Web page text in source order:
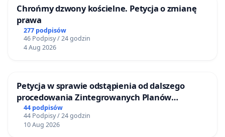
Chrońmy dzwony kościelne. Petycja o zmianę
prawa
277 podpisów
46 Podpisy / 24 godzin
4 Aug 2026
Petycja w sprawie odstąpienia od dalszego
procedowania Zintegrowanych Planów
Inwestycyjnych „Myślenice – Barnasiówka” oraz
„Myślenice – Bukówka”
44 podpisów
44 Podpisy / 24 godzin
10 Aug 2026